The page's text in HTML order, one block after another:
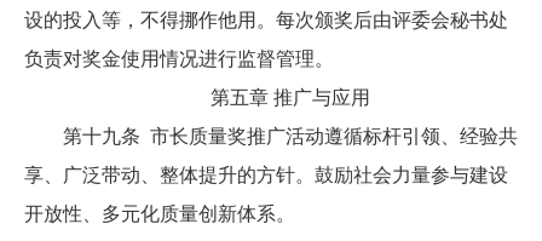
设的投入等，不得挪作他用。每次颁奖后由评委会秘书处
负责对奖金使用情况进行监督管理。
第五章 推广与应用
第十九条 市长质量奖推广活动遵循标杆引领、经验共
享、广泛带动、整体提升的方针。鼓励社会力量参与建设
开放性、多元化质量创新体系。